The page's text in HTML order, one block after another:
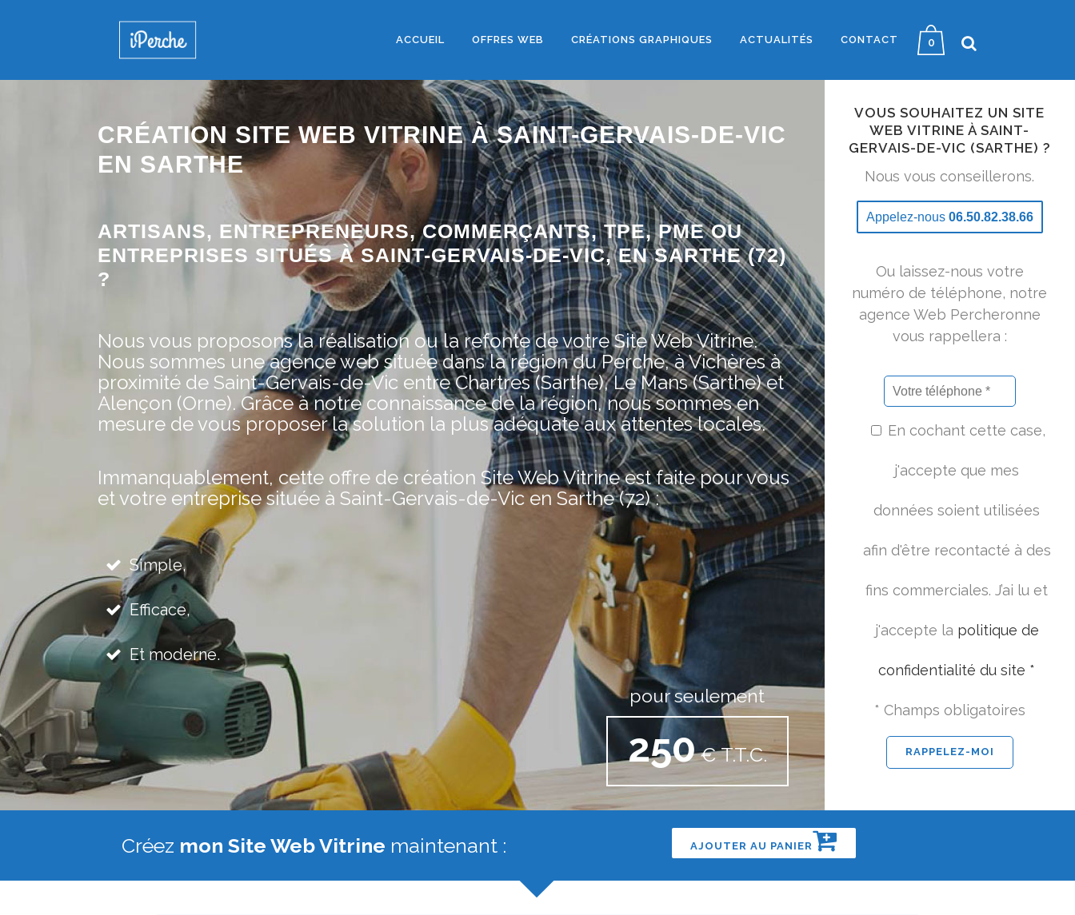
0
ACCUEIL OFFRES WEB CRÉATIONS GRAPHIQUES ACTUALITÉS CONTACT
CRÉATION SITE WEB VITRINE À SAINT-GERVAIS-DE-VIC
EN SARTHE
ARTISANS, ENTREPRENEURS, COMMERÇANTS, TPE, PME OU
ENTREPRISES SITUÉS À SAINT-GERVAIS-DE-VIC, EN SARTHE (72)
?
Nous vous proposons la réalisation ou la refonte de votre Site Web Vitrine.
Nous sommes une agence web située dans la région du Perche, à Vichères à
proximité de Saint-Gervais-de-Vic entre Chartres (Sarthe), Le Mans (Sarthe) et
Alençon (Orne). Grâce à notre connaissance de la région, nous sommes en
mesure de vous proposer la solution la plus adéquate aux attentes locales.
Immanquablement, cette offre de création Site Web Vitrine est faite pour vous
et votre entreprise située à Saint-Gervais-de-Vic en Sarthe (72) :
Simple,
Efficace,
Et moderne.
pour seulement
250€ T.T.C.
VOUS SOUHAITEZ UN SITE
WEB VITRINE À SAINT-
GERVAIS-DE-VIC (SARTHE) ?
Nous vous conseillerons.
Appelez-nous 06.50.82.38.66
Ou laissez-nous votre
numéro de téléphone, notre
agence Web Percheronne
vous rappellera :
En cochant cette case,
j'accepte que mes
données soient utilisées
afin d'être recontacté à des
fins commerciales. J’ai lu et
j'accepte la politique de
confidentialité du site *
* Champs obligatoires
Créez mon Site Web Vitrine maintenant : AJOUTER AU PANIER